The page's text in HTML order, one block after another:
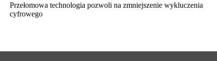
Przełomowa technologia pozwoli na zmniejszenie wykluczenia
cyfrowego